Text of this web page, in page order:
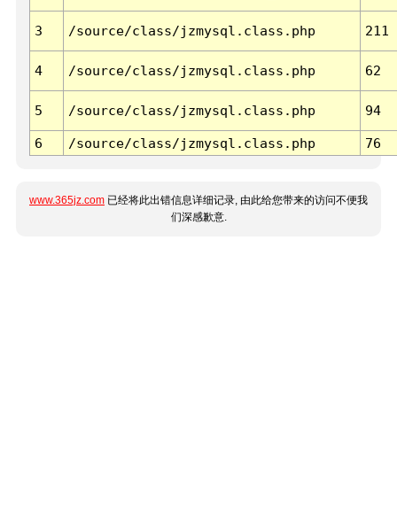
3 /source/class/jzmysql.class.php 211
4 /source/class/jzmysql.class.php 62
5 /source/class/jzmysql.class.php 94
6 /source/class/jzmysql.class.php 76
www.365jz.com 已经将此出错信息详细记录, 由此给您带来的访问不便我
们深感歉意.